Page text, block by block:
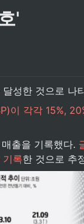
'
성한 것으로
이 각각 15%,
출을 기록했다.
기록한 것으로 추